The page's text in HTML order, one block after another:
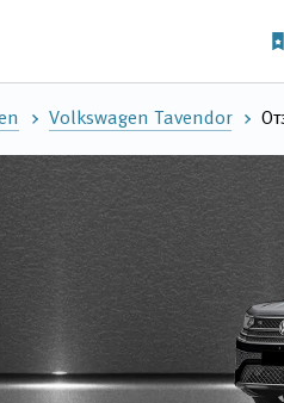
Volkswagen Tavendor